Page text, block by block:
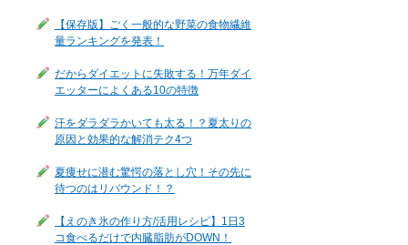
【保存版】ごく一般的な野菜の食物繊維
量ランキングを発表！
だからダイエットに失敗する！万年ダイ
エッターによくある10の特徴
汗をダラダラかいても太る！？夏太りの
原因と効果的な解消テク4つ
夏痩せに潜む驚愕の落とし穴！その先に
待つのはリバウンド！？
【えのき氷の作り方/活用レシピ】1日3
コ食べるだけで内臓脂肪がDOWN！